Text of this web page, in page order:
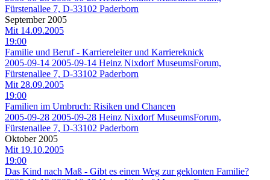
Fürstenallee 7, D-33102 Paderborn
September 2005
Mit 14.09.2005
19:00
Familie und Beruf - Karriereleiter und Karriereknick
2005-09-14 2005-09-14 Heinz Nixdorf MuseumsForum,
Fürstenallee 7, D-33102 Paderborn
Mit 28.09.2005
19:00
Familien im Umbruch: Risiken und Chancen
2005-09-28 2005-09-28 Heinz Nixdorf MuseumsForum,
Fürstenallee 7, D-33102 Paderborn
Oktober 2005
Mit 19.10.2005
19:00
Das Kind nach Maß - Gibt es einen Weg zur geklonten Familie?